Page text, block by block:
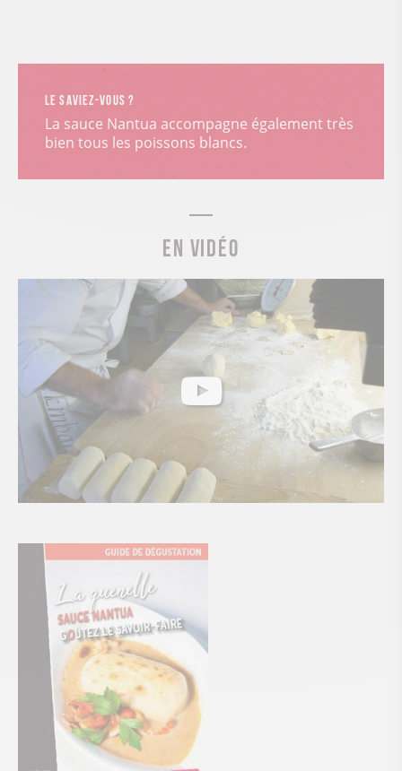
Le saviez-vous ?
La sauce Nantua accompagne également très
bien tous les poissons blancs.
En vidéo